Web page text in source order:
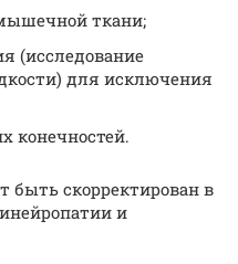
ткани;
(исследование
для исключения
конечностей.
быть скорректирован в
и